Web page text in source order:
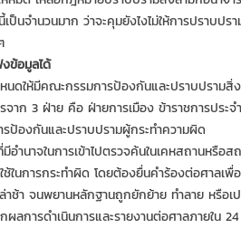
ป็นจำนวนมาก ว่าจะคุมยังไงไม่ให้การปราบปร
ข้อมูลได้
นดให้มีคณะกรรมการป้องกันและปราบปราม
จาก 3 ฝ่าย คือ ฝ่ายการเมือง ข้าราชการปร
รป้องกันและปราบปรามผู้กระทำความผิด
อำนาจในการเข้าไปตรวจค้นในเคหสถานหรื
ในการกระทำผิด โดยต้องยื่นคำร้องต่อศาลเ
าช้า จนพยานหลักฐานถูกยักย้าย ทำลาย หรือเ
ลการดำเนินการและรายงานต่อศาลภายใน